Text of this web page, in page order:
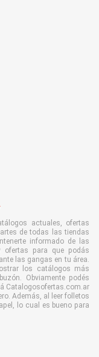
actuales, ofertas
de todas las tiendas
informado de las
ofertas para que podás
las gangas en tu área.
los catálogos más
Obviamente podés
Catalogosofertas.com.ar
Además, al leer folletos
lo cual es bueno para